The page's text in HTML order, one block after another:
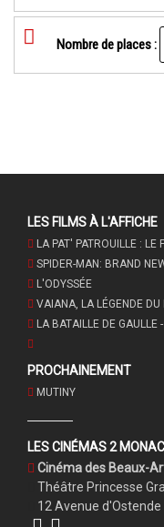
Nombre de places :
LES FILMS À L'AFFICHE
LA PAT' PATROUILLE : LE
SPIDER-MAN: BRAND
L'ODYSSÉE
VAIANA, LA LÉGENDE
LA BATAILLE DE GAULLE
PROCHAINEMENT
MUTINY
LES CINÉMAS 2
Cinéma des Beaux-
Théâtre Princesse
12 Avenue